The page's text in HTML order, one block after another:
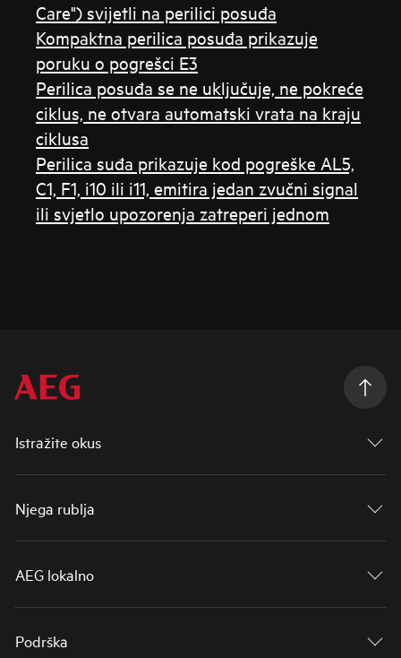
Care") svijetli na perilici posuđa
Kompaktna perilica posuđa prikazuje
poruku o pogrešci E3
Perilica posuđa se ne uključuje, ne pokreće
ciklus, ne otvara automatski vrata na kraju
ciklusa
Perilica suđa prikazuje kod pogreške AL5,
C1, F1, i10 ili i11, emitira jedan zvučni signal
ili svjetlo upozorenja zatreperi jednom
Istražite okus
Njega rublja
AEG lokalno
Podrška